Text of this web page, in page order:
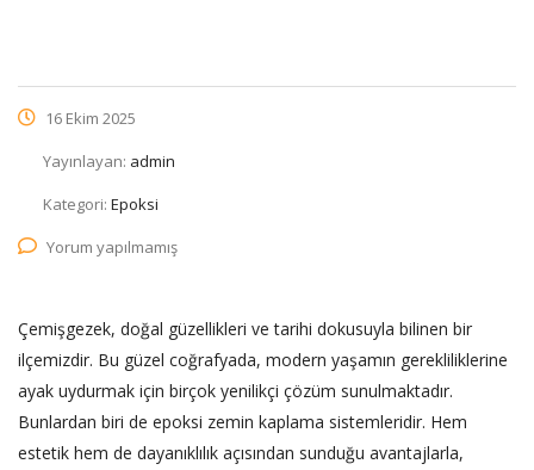
16 Ekim 2025
Yayınlayan: admin
Kategori: Epoksi
Yorum yapılmamış
Çemişgezek, doğal güzellikleri ve tarihi dokusuyla bilinen bir
ilçemizdir. Bu güzel coğrafyada, modern yaşamın gerekliliklerine
ayak uydurmak için birçok yenilikçi çözüm sunulmaktadır.
Bunlardan biri de epoksi zemin kaplama sistemleridir. Hem
estetik hem de dayanıklılık açısından sunduğu avantajlarla,